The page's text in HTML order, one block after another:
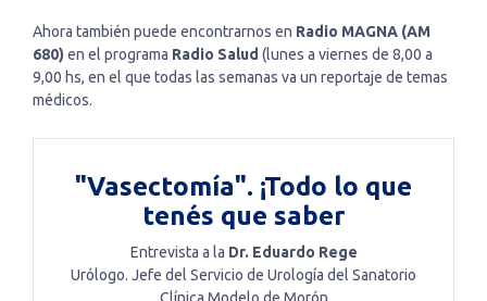
Ahora también puede encontrarnos en Radio MAGNA (AM
680) en el programa Radio Salud (lunes a viernes de 8,00 a
9,00 hs, en el que todas las semanas va un reportaje de temas
médicos.
"Vasectomía". ¡Todo lo que
tenés que saber
Entrevista a la Dr. Eduardo Rege
Urólogo. Jefe del Servicio de Urología del Sanatorio